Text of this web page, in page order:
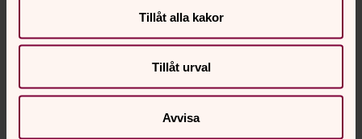
Tillåt alla kakor
Tillåt urval
Avvisa